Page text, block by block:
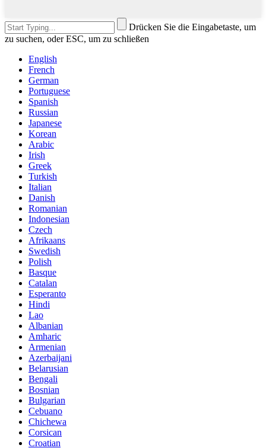
Drücken Sie die Eingabetaste, um
zu suchen, oder ESC, um zu schließen
English
French
German
Portuguese
Spanish
Russian
Japanese
Korean
Arabic
Irish
Greek
Turkish
Italian
Danish
Romanian
Indonesian
Czech
Afrikaans
Swedish
Polish
Basque
Catalan
Esperanto
Hindi
Lao
Albanian
Amharic
Armenian
Azerbaijani
Belarusian
Bengali
Bosnian
Bulgarian
Cebuano
Chichewa
Corsican
Croatian